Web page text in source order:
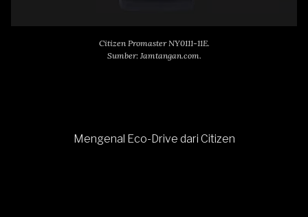
Citizen Promaster NY0111-11E.
Sumber: Jamtangan.com.
Mengenal Eco-Drive dari Citizen